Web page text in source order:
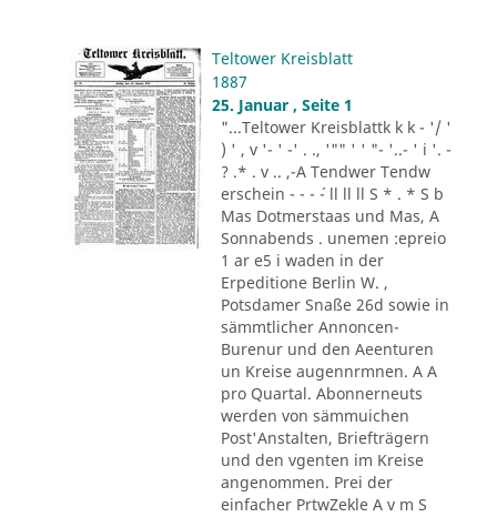
Teltower Kreisblatt
1887
25. Januar , Seite 1
"...Teltower Kreisblattk k k - '/ '
) ' , v '- ' -' . ., '"" ' ' "- '..- ' i '. -
? .* . v .. ,-A Tendwer Tendw
erschein - - - ´- ll ll ll S * . * S b
Mas Dotmerstaas und Mas, A
Sonnabends . unemen :epreio
1 ar e5 i waden in der
Erpeditione Berlin W. ,
Potsdamer Snaße 26d sowie in
sämmtlicher Annoncen-
Burenur und den Aeenturen
un Kreise augennrmnen. A A
pro Quartal. Abonnerneuts
werden von sämmuichen
Post'Anstalten, Briefträgern
und den vgenten im Kreise
angenommen. Prei der
einfacher PrtwZekle A v m S